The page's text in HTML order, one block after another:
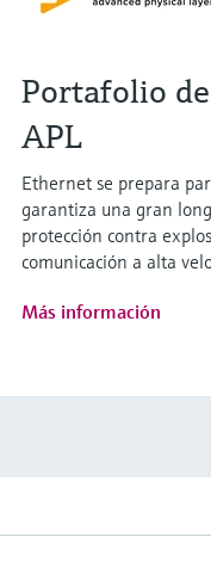
Portafolio
APL
Ethernet se prepara
garantiza una gran
protección contra
comunicación a alta
Más información